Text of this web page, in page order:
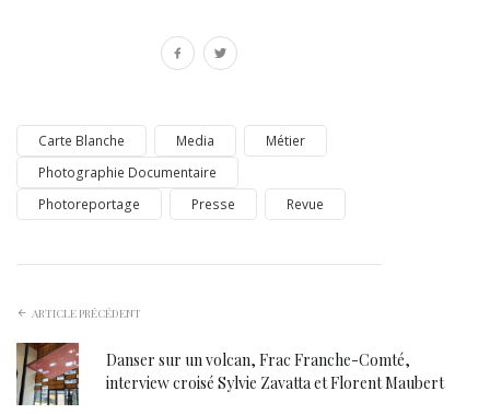
Carte Blanche Media
Métier
Photographie Documentaire
Photoreportage
Presse Revue
ARTICLE PRÉCÉDENT
Danser sur un volcan, Frac Franche-Comté,
interview croisé Sylvie Zavatta et Florent Maubert